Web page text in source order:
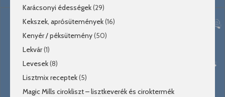
Karácsonyi édességek(29)
Kekszek, aprósütemények(16)
Kenyér / péksütemény(50)
Lekvár(1)
Levesek(8)
Lisztmix receptek(5)
Magic Mills cirokliszt – lisztkeverék és ciroktermék